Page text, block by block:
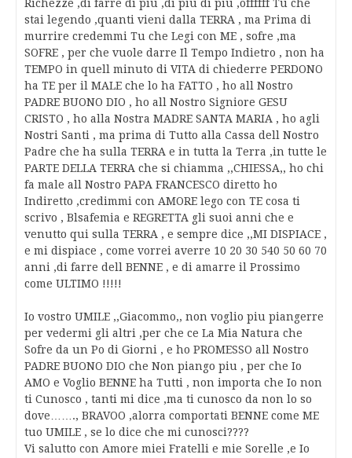
Richezze ,di farre di piu ,di piu di piu ,offffff Tu che
stai legendo ,quanti vieni dalla TERRA , ma Prima di
murrire credemmi Tu che Legi con ME , sofre ,ma
SOFRE , per che vuole darre Il Tempo Indietro , non ha
TEMPO in quell minuto di VITA di chiederre PERDONO
ha TE per il MALE che lo ha FATTO , ho all Nostro
PADRE BUONO DIO , ho all Nostro Signiore GESU
CRISTO , ho alla Nostra MADRE SANTA MARIA , ho agli
Nostri Santi , ma prima di Tutto alla Cassa dell Nostro
Padre che ha sulla TERRA e in tutta la Terra ,in tutte le
PARTE DELLA TERRA che si chiamma ,,CHIESSA,, ho chi
fa male all Nostro PAPA FRANCESCO diretto ho
Indiretto ,credimmi con AMORE lego con TE cosa ti
scrivo , Blsafemia e REGRETTA gli suoi anni che e
venutto qui sulla TERRA , e sempre dice ,,MI DISPIACE ,
e mi dispiace , come vorrei averre 10 20 30 540 50 60 70
anni ,di farre dell BENNE , e di amarre il Prossimo
come ULTIMO !!!!!
Io vostro UMILE ,,Giacommo,, non voglio piu piangerre
per vedermi gli altri ,per che ce La Mia Natura che
Sofre da un Po di Giorni , e ho PROMESSO all Nostro
PADRE BUONO DIO che Non piango piu , per che Io
AMO e Voglio BENNE ha Tutti , non importa che Io non
ti Cunosco , tanti mi dice ,ma ti cunosco da non lo so
dove……., BRAVOO ,alorra comportati BENNE come ME
tuo UMILE , se lo dice che mi cunosci????
Vi salutto con Amore miei Fratelli e mie Sorelle ,e Io